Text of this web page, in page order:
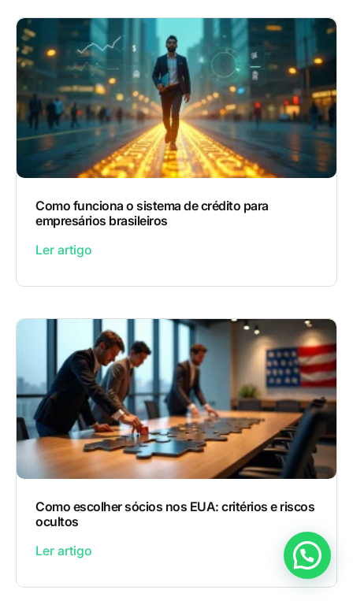
Como funciona o sistema de crédito para
empresários brasileiros
Ler artigo
Como escolher sócios nos EUA: critérios e riscos
ocultos
Ler artigo